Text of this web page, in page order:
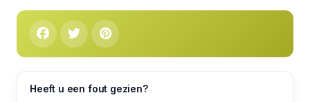
Heeft u een fout gezien?